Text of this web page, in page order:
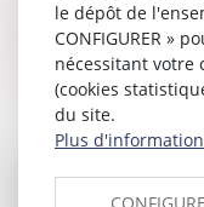
04SEPT.
le dépôt de
CONFIGURER »
nécessitant votre
(cookies
du site.
Plus